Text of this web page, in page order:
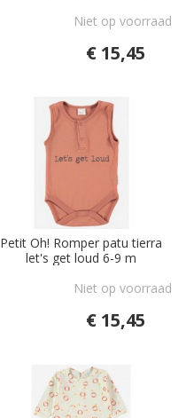
Niet op voorraad
€ 15,45
Petit Oh! Romper patu tierra
let's get loud 6-9 m
Niet op voorraad
€ 15,45